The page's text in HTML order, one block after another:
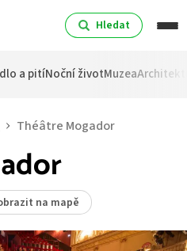
Hledat
a pitíNoční životMuzea
Théâtre Mogador
na mapě